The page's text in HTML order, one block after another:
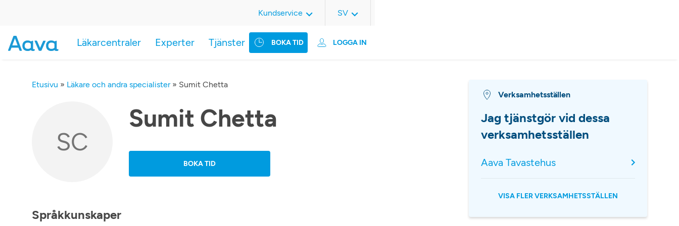
BOKA TID LOGGA IN
Läkarcentraler Experter Tjänster
Kundservice SV
Etusivu » Läkare och andra specialister» Sumit Chetta
SC
Sumit Chetta
BOKA TID
Språkkunskaper
Verksamhetsställen
Jag tjänstgör vid dessa
verksamhetsställen
Aava Tavastehus
VISA FLER VERKSAMHETSSTÄLLEN